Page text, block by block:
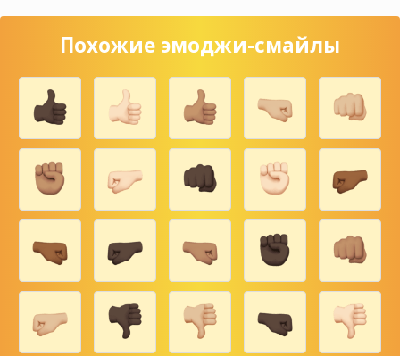
Похожие эмоджи-смайлы